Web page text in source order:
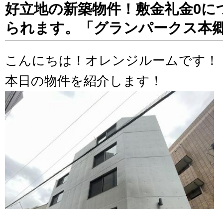
好立地の新築物件！敷金礼金0に
られます。「グランパークス本
こんにちは！オレンジルームです！
本日の物件を紹介します！